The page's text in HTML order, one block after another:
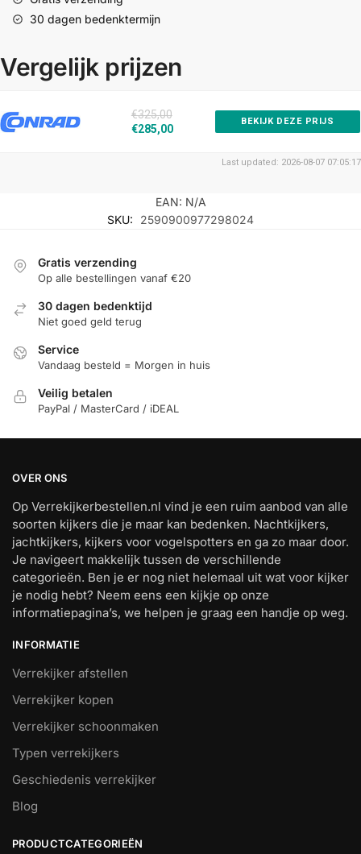
30 dagen bedenktermijn
Vergelijk prijzen
€325,00
€285,00
BEKIJK DEZE PRIJS
Last updated: 2026-08-07 07:05:17
EAN: N/A
SKU:
2590900977298024
Gratis verzending
Op alle bestellingen vanaf €20
30 dagen bedenktijd
Niet goed geld terug
Service
Vandaag besteld = Morgen in huis
Veilig betalen
PayPal / MasterCard / iDEAL
OVER ONS
Op Verrekijkerbestellen.nl vind je een ruim aanbod van alle
soorten kijkers die je maar kan bedenken. Nachtkijkers,
jachtkijkers, kijkers voor vogelspotters en ga zo maar door.
Je navigeert makkelijk tussen de verschillende
categorieën. Ben je er nog niet helemaal uit wat voor kijker
je nodig hebt? Neem eens een kijkje op onze
informatiepagina’s, we helpen je graag een handje op weg.
INFORMATIE
Verrekijker afstellen
Verrekijker kopen
Verrekijker schoonmaken
Typen verrekijkers
Geschiedenis verrekijker
Blog
PRODUCTCATEGORIEËN